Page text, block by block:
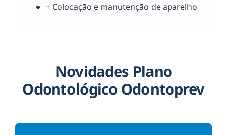
+ Colocação e manutenção de aparelho
Novidades Plano
Odontológico Odontoprev